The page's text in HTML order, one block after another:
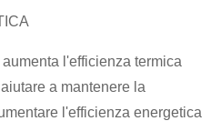
l'efficienza termica
a mantenere la
l'efficienza energetica